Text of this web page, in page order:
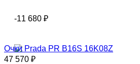
-11 680 ₽
Очки Prada PR B16S 16K08Z
47 570 ₽